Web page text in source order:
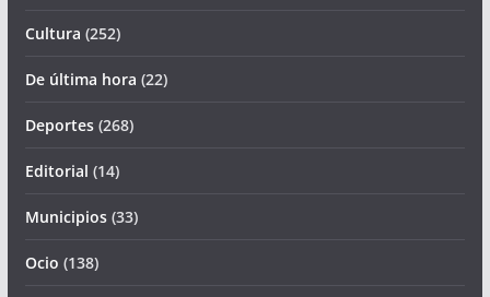
Cultura (252)
De última hora (22)
Deportes(268)
Editorial (14)
Municipios(33)
Ocio (138)